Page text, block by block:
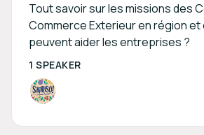
Tout savoir sur les missions des
Commerce Exterieur en région et
peuvent aider les entreprises ?
1 SPEAKER